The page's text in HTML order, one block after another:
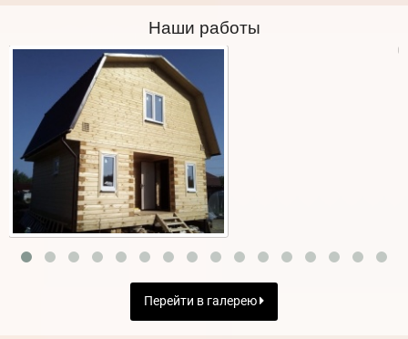
Наши работы
Перейти в галерею